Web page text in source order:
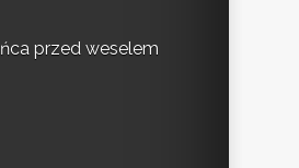
przed weselem